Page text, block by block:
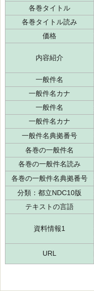
各巻タイトル
各巻タイトル読み
価格
内容紹介
一般件名
一般件名カナ
一般件名
一般件名カナ
一般件名典拠番号
各巻の一般件名
各巻の一般件名読み
各巻の一般件名典拠番号
分類：都立NDC10版
テキストの言語
資料情報1
URL